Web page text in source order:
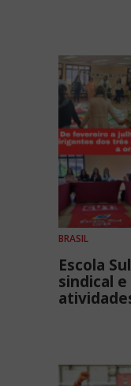
BRASIL
Escola
sindical